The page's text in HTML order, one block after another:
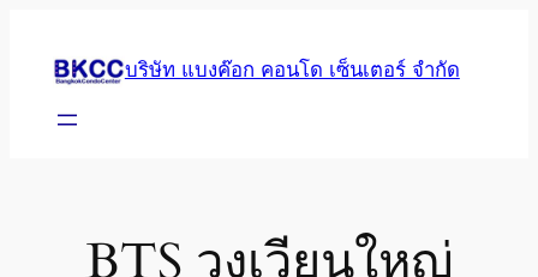
content
บริษัท แบงค๊อก คอนโด เซ็นเตอร์ จำกัด
BTS วงเวียนใหญ่